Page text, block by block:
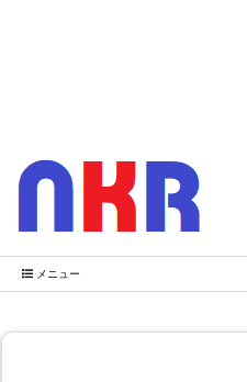
メニュー